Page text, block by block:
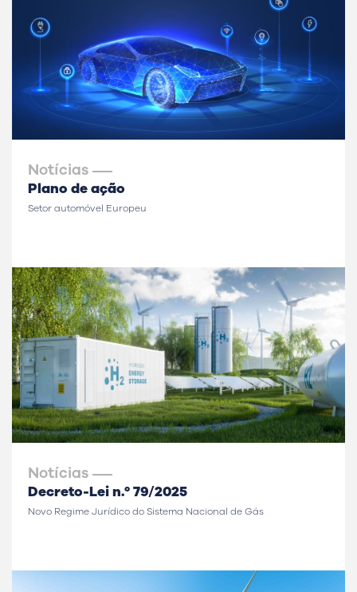
Notícias
Plano de ação
Setor automóvel Europeu
Notícias
Decreto-Lei n.º 79/2025
Novo Regime Jurídico do Sistema Nacional de Gás